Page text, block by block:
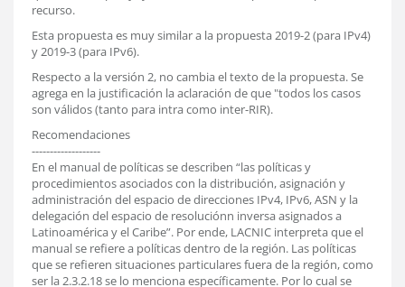
recurso.
Esta propuesta es muy similar a la propuesta 2019-2 (para IPv4)
y 2019-3 (para IPv6).
Respecto a la versión 2, no cambia el texto de la propuesta. Se
agrega en la justificación la aclaración de que "todos los casos
son válidos (tanto para intra como inter-RIR).
Recomendaciones
-------------------
En el manual de políticas se describen “las políticas y
procedimientos asociados con la distribución, asignación y
administración del espacio de direcciones IPv4, IPv6, ASN y la
delegación del espacio de resoluciónn inversa asignados a
Latinoamérica y el Caribe”. Por ende, LACNIC interpreta que el
manual se refiere a políticas dentro de la región. Las políticas
que se refieren situaciones particulares fuera de la región, como
ser la 2.3.2.18 se lo menciona específicamente. Por lo cual se